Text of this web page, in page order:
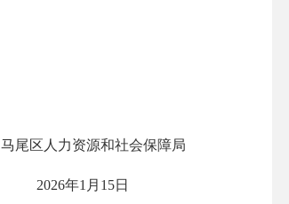
马尾区人力资源和社会保障局
2026年1月15日